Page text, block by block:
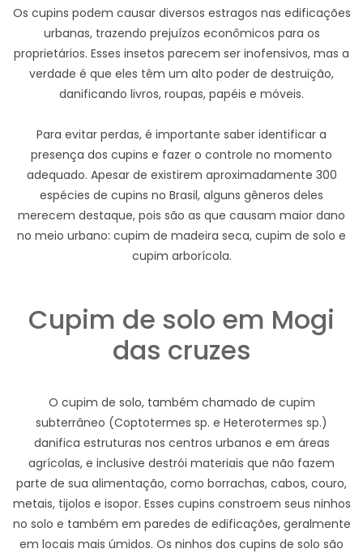
Os cupins podem causar diversos estragos nas edificações
urbanas, trazendo prejuízos econômicos para os
proprietários. Esses insetos parecem ser inofensivos, mas a
verdade é que eles têm um alto poder de destruição,
danificando livros, roupas, papéis e móveis.
Para evitar perdas, é importante saber identificar a
presença dos cupins e fazer o controle no momento
adequado. Apesar de existirem aproximadamente 300
espécies de cupins no Brasil, alguns gêneros deles
merecem destaque, pois são as que causam maior dano
no meio urbano: cupim de madeira seca, cupim de solo e
cupim arborícola.
Cupim de solo em Mogi
das cruzes
O cupim de solo, também chamado de cupim
subterrâneo (Coptotermes sp. e Heterotermes sp.)
danifica estruturas nos centros urbanos e em áreas
agrícolas, e inclusive destrói materiais que não fazem
parte de sua alimentação, como borrachas, cabos, couro,
metais, tijolos e isopor. Esses cupins constroem seus ninhos
no solo e também em paredes de edificações, geralmente
em locais mais úmidos. Os ninhos dos cupins de solo são